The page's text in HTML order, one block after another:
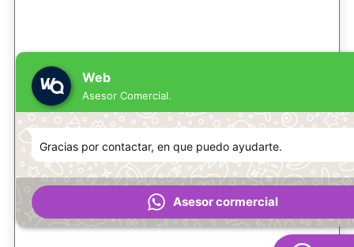
Web
Asesor Comercial.
Gracias por contactar, en que puedo ayudarte.
Asesor cormercial